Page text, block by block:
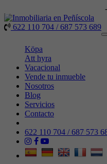
-
622 110 704 / 687 573 689
Köpa
Att hyra
Vacacional
Vende tu inmueble
Nosotros
Blog
Servicios
Contacto
622 110 704 / 687 573